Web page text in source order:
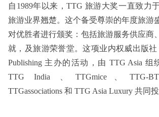
自1989年以来，TTG 旅游大奖一直致力
旅游业界翘楚。这个备受尊崇的年度旅游
对优胜者进行颁奖：包括旅游服务供应商
就，及旅游荣誉堂。这项业内权威出版社
Publishing 主办的活动，由 TTG Asia 组
TTG India 、TTGmice、TTG-
TTGassociations 和 TTG Asia Luxury 共同